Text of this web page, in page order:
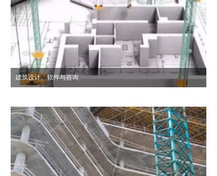
建筑设计、软件与咨询